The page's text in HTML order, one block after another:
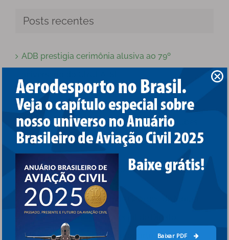
Posts recentes
ADB prestigia cerimônia alusiva ao 79º
Anac reforça sua aproximação com regulados
durante congresso em defesa dos aeroclubes
brasileiros
Pela Preservação dos Aeroclubes Brasileiros
ADB destaca nomeação de Georges de Moura
Ferreira na Comissão Especial de Direito
Aeronáutico, Espacial e Aeroportuário da OAB
Baixar PDF